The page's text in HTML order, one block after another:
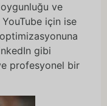
ve
için ise
gibi
profesyonel bir